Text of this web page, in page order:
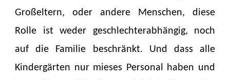
Großeltern, oder andere Menschen, diese
Rolle ist weder geschlechterabhängig, noch
auf die Familie beschränkt. Und dass alle
Kindergärten nur mieses Personal haben und